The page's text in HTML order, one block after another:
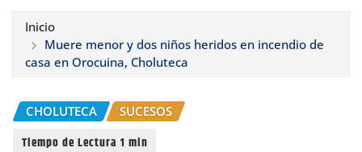
Inicio
Muere menor y dos niños heridos en incendio de
casa en Orocuina, Choluteca
CHOLUTECA SUCESOS